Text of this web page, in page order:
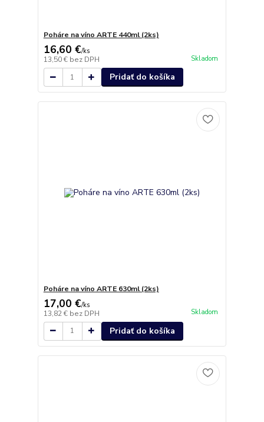
Poháre na víno ARTE 440ml (2ks)
16,60 €/ks
13,50 € bez DPH Skladom
Pridať do košíka
Poháre na víno ARTE 630ml (2ks)
17,00 €/ks
13,82 € bez DPH Skladom
Pridať do košíka